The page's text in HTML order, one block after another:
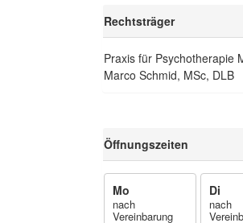
Rechtsträger
Praxis für Psychotherapie
Marco Schmid, MSc, DLB
Öffnungszeiten
Mo
nach
Vereinbarung
Di
nach